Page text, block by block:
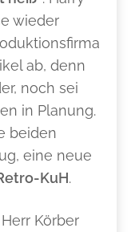
wieder
ab, denn
noch sei
in Planung.
beiden
eine neue
KuH.
Körber